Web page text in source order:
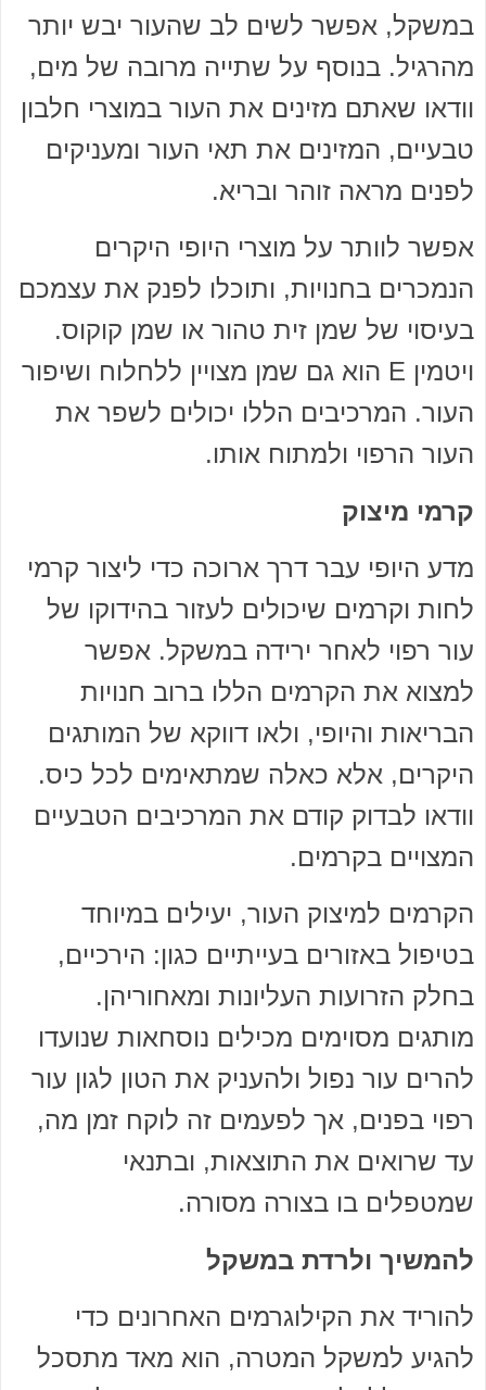
במשקל, אפשר לשים לב שהעור יבש יותר
מהרגיל. בנוסף על שתייה מרובה של מים,
וודאו שאתם מזינים את העור במוצרי חלבון
טבעיים, המזינים את תאי העור ומעניקים
לפנים מראה זוהר ובריא.
אפשר לוותר על מוצרי היופי היקרים
הנמכרים בחנויות, ותוכלו לפנק את עצמכם
בעיסוי של שמן זית טהור או שמן קוקוס.
ויטמין E הוא גם שמן מצויין ללחלוח ושיפור
העור. המרכיבים הללו יכולים לשפר את
העור הרפוי ולמתוח אותו.
קרמי מיצוק
מדע היופי עבר דרך ארוכה כדי ליצור קרמי
לחות וקרמים שיכולים לעזור בהידוקו של
עור רפוי לאחר ירידה במשקל. אפשר
למצוא את הקרמים הללו ברוב חנויות
הבריאות והיופי, ולאו דווקא של המותגים
היקרים, אלא כאלה שמתאימים לכל כיס.
וודאו לבדוק קודם את המרכיבים הטבעיים
המצויים בקרמים.
הקרמים למיצוק העור, יעילים במיוחד
בטיפול באזורים בעייתיים כגון: הירכיים,
בחלק הזרועות העליונות ומאחוריהן.
מותגים מסוימים מכילים נוסחאות שנועדו
להרים עור נפול ולהעניק את הטון לגון עור
רפוי בפנים, אך לפעמים זה לוקח זמן מה,
עד שרואים את התוצאות, ובתנאי
שמטפלים בו בצורה מסורה.
להמשיך ולרדת במשקל
להוריד את הקילוגרמים האחרונים כדי
להגיע למשקל המטרה, הוא מאד מתסכל